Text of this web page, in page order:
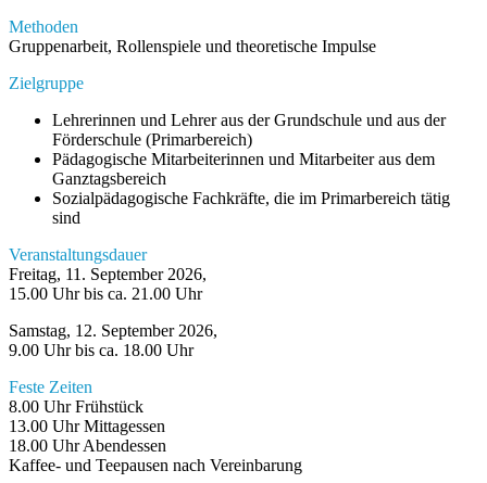
Methoden
Gruppenarbeit, Rollenspiele und theoretische Impulse
Zielgruppe
Lehrerinnen und Lehrer aus der Grundschule und aus der
Förderschule (Primarbereich)
Pädagogische Mitarbeiterinnen und Mitarbeiter aus dem
Ganztagsbereich
Sozialpädagogische Fachkräfte, die im Primarbereich tätig
sind
Veranstaltungsdauer
Freitag, 11. September 2026,
15.00 Uhr bis ca. 21.00 Uhr
Samstag, 12. September 2026,
9.00 Uhr bis ca. 18.00 Uhr
Feste Zeiten
8.00 Uhr Frühstück
13.00 Uhr Mittagessen
18.00 Uhr Abendessen
Kaffee- und Teepausen nach Vereinbarung